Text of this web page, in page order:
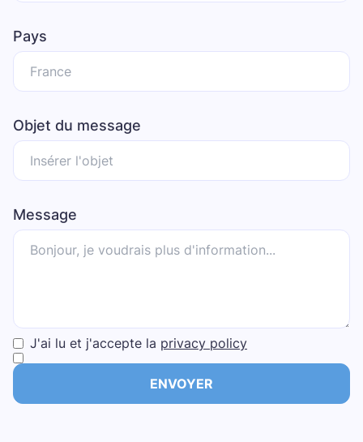
Pays
Objet du message
Message
J'ai lu et j'accepte la privacy policy
ENVOYER